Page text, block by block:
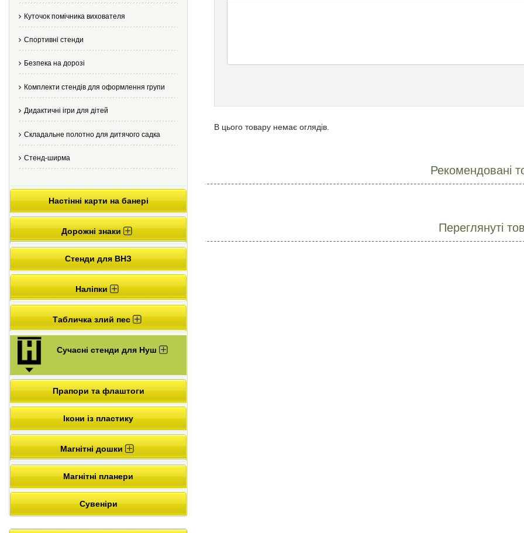
Куточок помічника вихователя
Спортивні стенди
Безпека на дорозі
Комплекти стендів для оформлення групи
Дидактичні ігри для дітей
Складальне полотно для дитячого садка
Стенд-ширма
Настінні карти на банері
Дорожні знаки
Стенди для ВНЗ
Наліпки
Табличка злий пес
Сучасні стенди для Нуш
Прапори та флаштоги
Ікони із пластику
Магнітні дошки
Магнітні планери
Сувеніри
В цього товару немає оглядів.
Рекомендовані
Переглянуті